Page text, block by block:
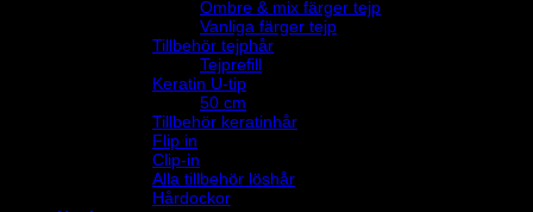
Ombre & mix färger tejp
Vanliga färger tejp
Tillbehör tejphår
Tejprefill
Keratin U-tip
50 cm
Tillbehör keratinhår
Flip in
Clip-in
Alla tillbehör löshår
Hårdockor